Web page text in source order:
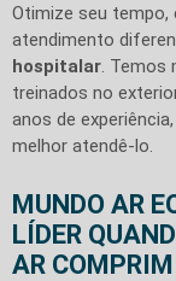
Otimize seu
atendimento
hospitalar. Temos
treinados no
anos de
melhor atendê-lo.
MUNDO AR
LÍDER
AR